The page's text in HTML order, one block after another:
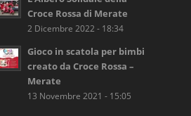
Croce Rossa di Merate
2 Dicembre 2022 - 18:34
Gioco in scatola per bimbi
creato da Croce Rossa –
Merate
13 Novembre 2021 - 15:05